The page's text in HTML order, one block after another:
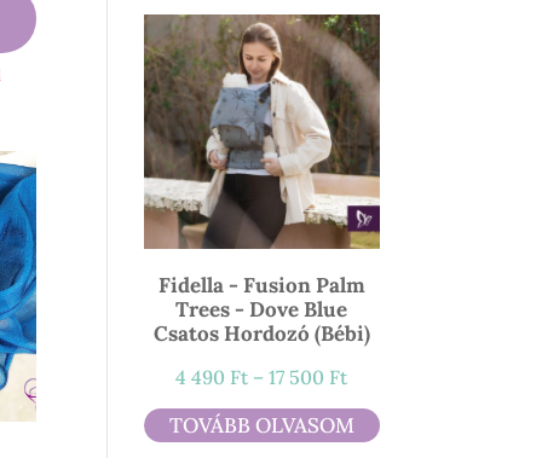
21
900 Ft
Fidella - Fusion Palm
Trees - Dove Blue
Csatos Hordozó (bébi)
4 490 Ft – 17 500 FtÁrtartomány:
4
490 Ft
TOVÁBB OLVASOM